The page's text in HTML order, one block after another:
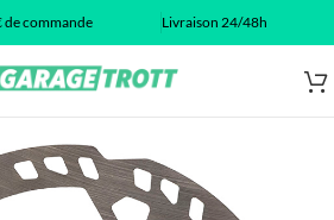
de commande Livraison 24/48h